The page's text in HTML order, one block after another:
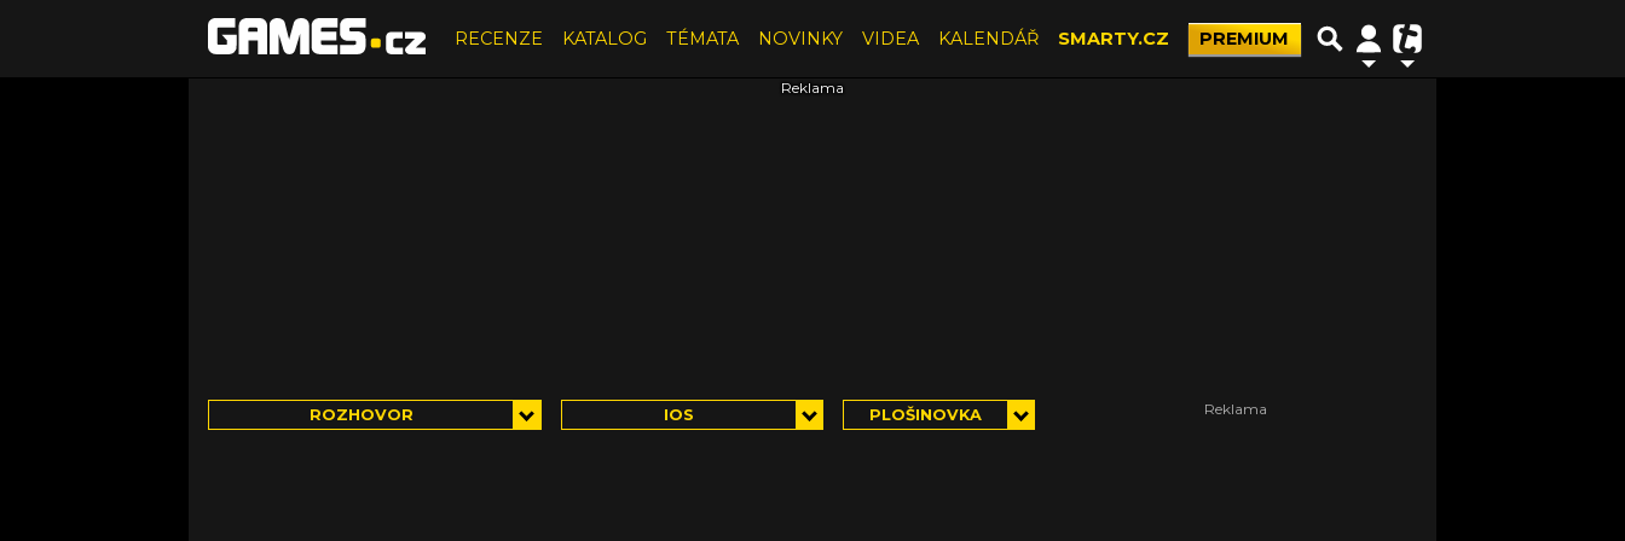
RECENZE KATALOG TÉMATA NOVINKY VIDEA KALENDÁŘ SMARTY.CZ PREMIUM
ROZHOVOR IOS PLOŠINOVKA